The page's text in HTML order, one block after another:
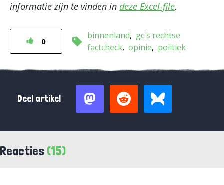
informatie zijn te vinden in deze Excel-file.
0
binnenland
gc's rechtse
factcheck opinie politiek
Deel artikel
Reacties (15)